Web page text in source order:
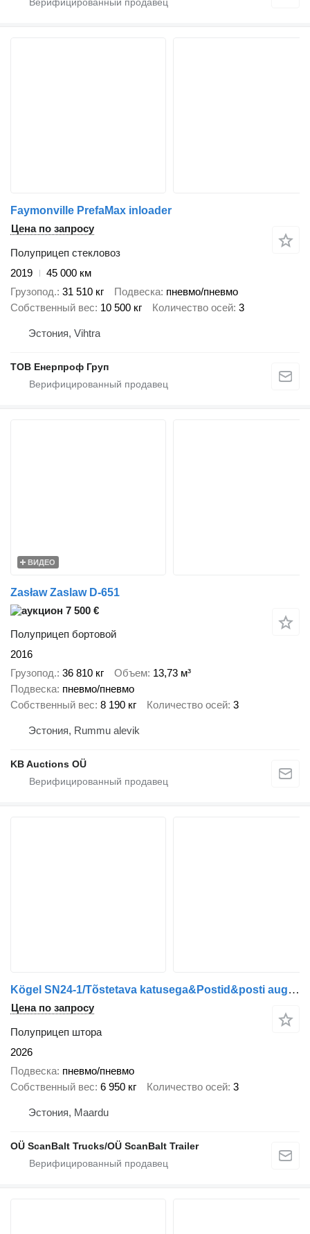
Faymonville PrefaMax inloader
Цена по запросу
Полуприцеп стекловоз
2019
45 000 км
Грузопод. 31 510 кг Подвеска пневмо/пневмо
Собственный вес 10 500 кг Количество осей 3
Эстония, Vihtra
ТОВ Енерпроф Груп
ВИДЕО
Zasław Zaslaw D-651
7 500 €
Полуприцеп бортовой
2016
Грузопод. 36 810 кг Объем 13,73 м³
Подвеска пневмо/пневмо
Собственный вес 8 190 кг Количество осей 3
Эстония, Rummu alevik
KB Auctions OÜ
Kögel SN24-1/Tõstetava katusega&Postid&posti augud
Цена по запросу
Полуприцеп штора
2026
Подвеска пневмо/пневмо
Собственный вес 6 950 кг Количество осей 3
Эстония, Maardu
OÜ ScanBalt Trucks/OÜ ScanBalt Trailer